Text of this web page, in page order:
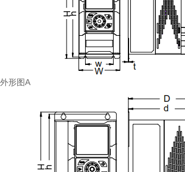
外形图A